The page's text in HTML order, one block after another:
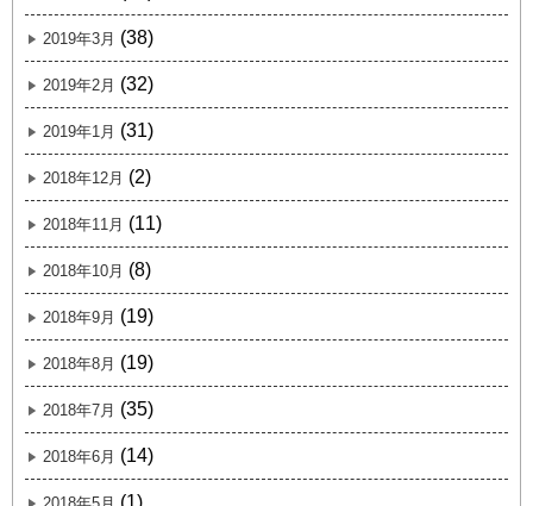
2019年3月 (38)
2019年2月 (32)
2019年1月 (31)
2018年12月 (2)
2018年11月 (11)
2018年10月 (8)
2018年9月 (19)
2018年8月 (19)
2018年7月 (35)
2018年6月 (14)
(1)